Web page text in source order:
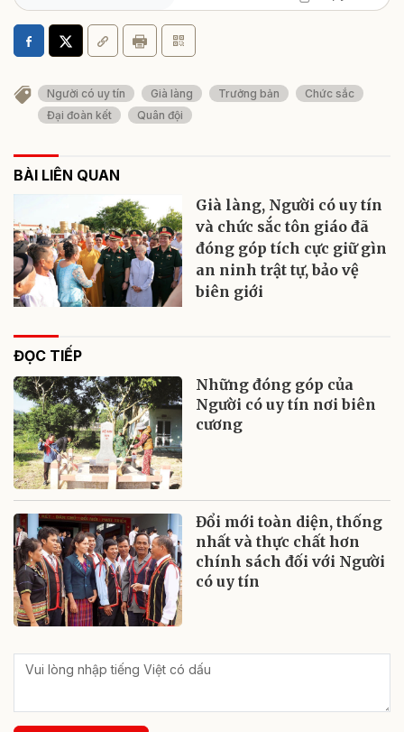
Người có uy tín Già làng Trưởng bản
Chức sắc
Đại đoàn kết
Quân đội
BÀI LIÊN QUAN
Già làng, Người có uy tín
và chức sắc tôn giáo đã
đóng góp tích cực giữ gìn
an ninh trật tự, bảo vệ
biên giới
ĐỌC TIẾP
Những đóng góp của
Người có uy tín nơi biên
cương
Đổi mới toàn diện, thống
nhất và thực chất hơn
chính sách đối với Người
có uy tín